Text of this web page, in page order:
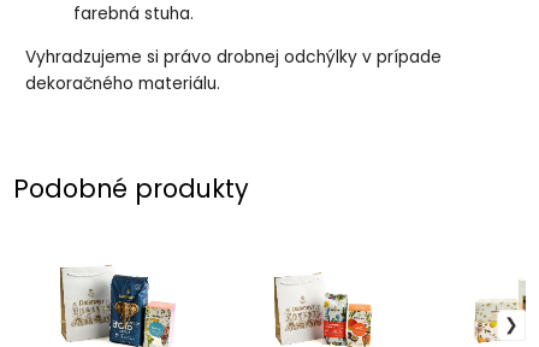
farebná stuha.
Vyhradzujeme si právo drobnej odchýlky v prípade
dekoračného materiálu.
Podobné produkty